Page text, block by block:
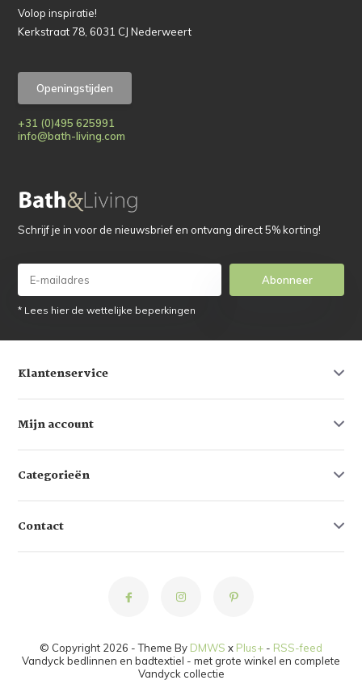
Volop inspiratie!
Kerkstraat 78, 6031 CJ Nederweert
Openingstijden
+31 (0)495 625991
info@bath-living.com
Schrijf je in voor de nieuwsbrief en ontvang direct 5% korting!
Abonneer
* Lees hier de wettelijke beperkingen
Klantenservice
Mijn account
Categorieën
Contact
© Copyright 2026 - Theme By DMWS x Plus+ - RSS-feed
Vandyck bedlinnen en badtextiel - met grote winkel en complete
Vandyck collectie